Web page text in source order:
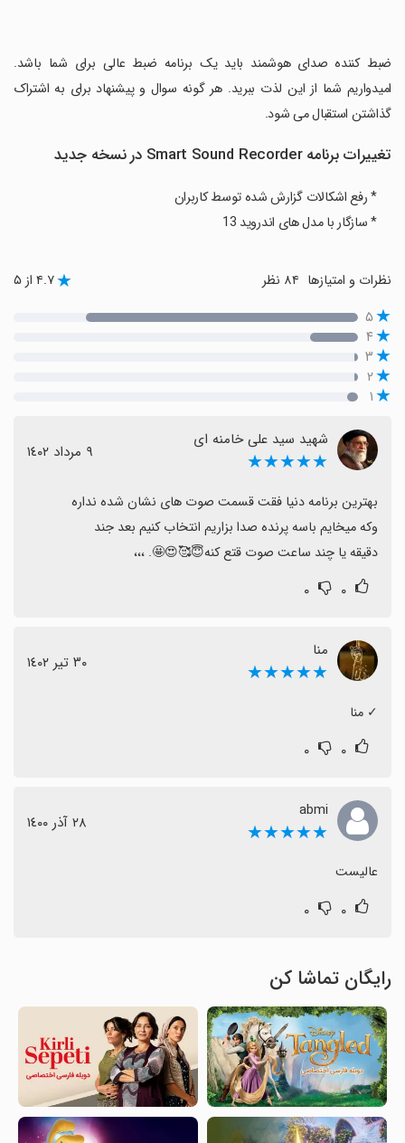
‏ضبط کننده صدای هوشمند باید یک برنامه ضبط عالی برای شما باشد.
امیدواریم شما از این لذت ببرید. هر گونه سوال و پیشنهاد برای به اشتراک
گذاشتن استقبال می شود.
تغییرات برنامه Smart Sound Recorder در نسخه جدید
* رفع اشکالات گزارش شده توسط کاربران
* سازگار با مدل های اندروید 13
نظرات و امتیازها ۴.۷ از ۵
۵
۴
۳
۲
۱
شهید سید علی خامنه ای
★★★★★ ٩ مرداد ١٤٠٢
دقیقه یا چند ساعت صوت قتع کنه😇🥰😍🤩. ،،،
۰ ۰
منا
★★★★★ ٣٠ تیر ١٤٠٢
‏✓ منا
۰ ۰
abmi
★★★★★ ٢٨ آذر ١٤٠٠
عالیست
۰ ۰
رایگان تماشا کن